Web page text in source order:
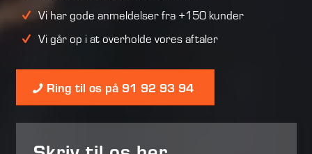
Vi har gode anmeldelser fra +150 kunder
Vi går op i at overholde vores aftaler
Ring til os på 91 92 93 94